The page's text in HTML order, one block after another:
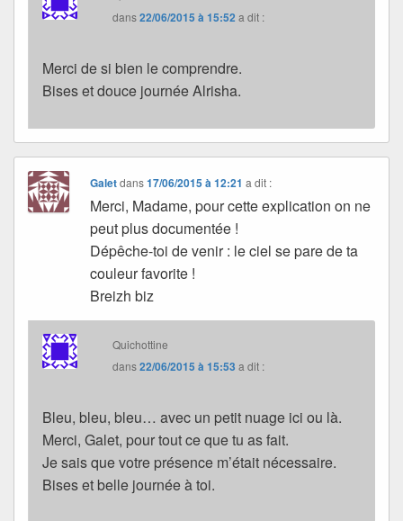
dans22/06/2015 à 15:52 a dit :
Merci de si bien le comprendre.
Bises et douce journée Alrisha.
Galetdans17/06/2015 à 12:21 a dit :
Merci, Madame, pour cette explication on ne
peut plus documentée !
Dépêche-toi de venir : le ciel se pare de ta
couleur favorite !
Breizh biz
Quichottine
dans22/06/2015 à 15:53 a dit :
Bleu, bleu, bleu… avec un petit nuage ici ou là.
Merci, Galet, pour tout ce que tu as fait.
Je sais que votre présence m’était nécessaire.
Bises et belle journée à toi.